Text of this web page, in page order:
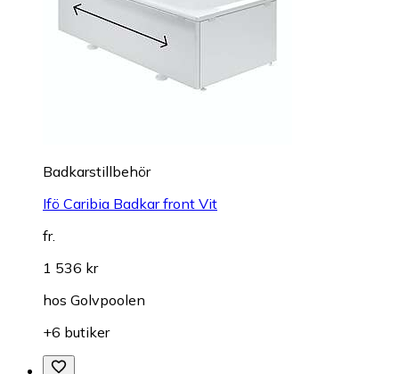
Badkarstillbehör
Ifö Caribia Badkar front Vit
fr.
1 536 kr
hos Golvpoolen
+6 butiker